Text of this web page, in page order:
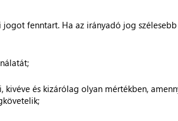
fenntart. Ha az irányadó jog
és kizárólag olyan mértékben,